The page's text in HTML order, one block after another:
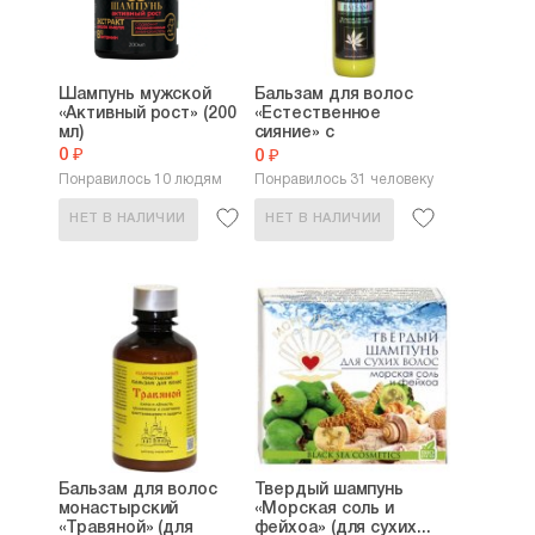
Шампунь мужской
«Активный рост» (200
мл)
0 ₽
Понравилось 10 людям
НЕТ В НАЛИЧИИ
Бальзам для волос
«Естественное
сияние» с
конопляным...
0 ₽
Понравилось 31 человеку
НЕТ В НАЛИЧИИ
Бальзам для волос
монастырский
«Травяной» (для
Твердый шампунь
«Морская соль и
фейхоа» (для сухих...